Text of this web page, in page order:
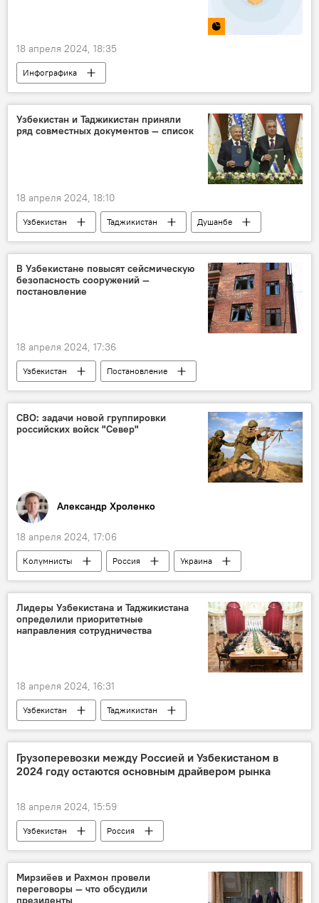
18 апреля 2024, 18:35
Инфографика
Узбекистан и Таджикистан приняли
ряд совместных документов — список
18 апреля 2024, 18:10
Узбекистан Таджикистан
Душанбе
переговоры
Шавкат Мирзиёев
государственный визит
сотрудничество
В Узбекистане повысят сейсмическую
безопасность сооружений —
постановление
18 апреля 2024, 17:36
Узбекистан
Постановление
Шавкат Мирзиёев
Сейсмоустойчивость
Строительство
мониторинг
СВО: задачи новой группировки
российских войск "Север"
Александр Хроленко
18 апреля 2024, 17:06
Колумнисты Россия
Украина
безопасность
спецоперация
Спецоперация России по защите Донбасса
СВО
Лидеры Узбекистана и Таджикистана
определили приоритетные
направления сотрудничества
18 апреля 2024, 16:31
Узбекистан
Таджикистан
Визит Шавката Мирзиёева в Душанбе
переговоры
Грузоперевозки между Россией и Узбекистаном в
2024 году остаются основным драйвером рынка
18 апреля 2024, 15:59
Узбекистан
Россия
грузоперевозки
импорт
Экспорт
Экономика
транспорт
Мирзиёев и Рахмон провели
переговоры — что обсудили
президенты